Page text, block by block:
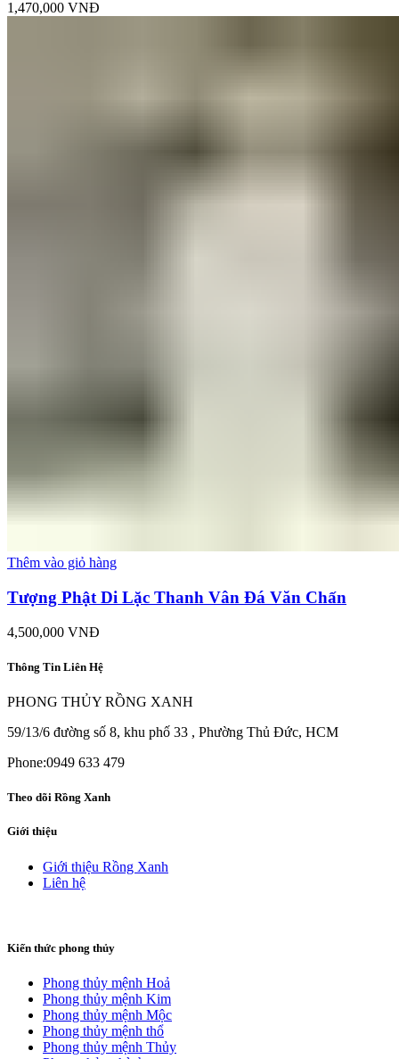
1,470,000 VNĐ
Thêm vào giỏ hàng
Tượng Phật Di Lặc Thanh Vân Đá Văn Chấn
4,500,000 VNĐ
Thông Tin Liên Hệ
PHONG THỦY RỒNG XANH
59/13/6 đường số 8, khu phố 33 , Phường Thủ Đức, HCM
Phone:0949 633 479
Theo dõi Rồng Xanh
Giới thiệu
Giới thiệu Rồng Xanh
Liên hệ
Kiến thức phong thủy
Phong thủy mệnh Hoả
Phong thủy mệnh Kim
Phong thủy mệnh Mộc
Phong thủy mệnh thổ
Phong thủy mệnh Thủy